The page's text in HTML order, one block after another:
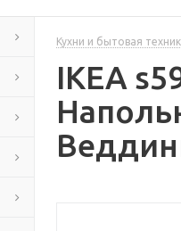
Кухни и бытовая
IKEA